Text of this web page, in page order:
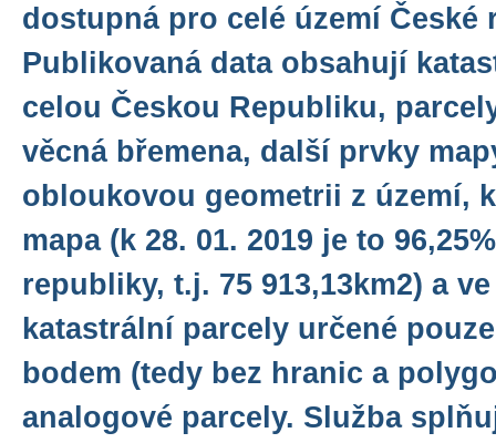
dostupná pro celé území České
Publikovaná data obsahují
celou Českou Republiku,
věcná břemena, další prvky
obloukovou geometrii z území,
mapa (k 28. 01. 2019 je to
republiky, t.j. 75 913,13km2) a
katastrální parcely určené
bodem (tedy bez hranic a
analogové parcely. Služba